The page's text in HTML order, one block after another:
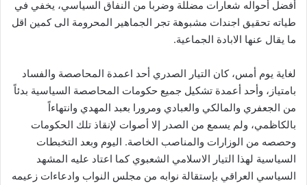
أفضل أحواله شعارات مضللة وضربا من النفاق السياسي، يخفي في
طياته تحقيق اجندات مشبوهة تجر الجماهير المحرومة الى كمين اقل
ما يقال عنها الابادة الجماعية.
لغاية يوم أمس، كان التيار الصدري أحد اعمدة المحاصصة والفساد
بامتياز، وأحد أعمدة تشكيل جميع حكومات المحاصصة السياسية بدئاً
من الجعفري والمالكي والعبادي ومرورا بعبد المهدي وانتهاءاً
بالكاظمي، ولم يسمع من الصدر إلا أصوات لإنقاذ تلك الحكومات
وحصصه من الوزارات والمناصب الخاصة. اليوم وبعد التخبطات
السياسية لهذا التيار الاسلامي الشعبوي كما اعتاد عليه المشهد
السياسي العراقي بإستقالة نوابه من مجلس النواب وادعاءات زعيمه